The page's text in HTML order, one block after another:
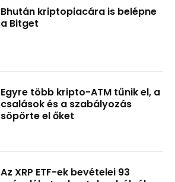
Bhután kriptopiacára is belépne
a Bitget
Egyre több kripto-ATM tűnik el, a
csalások és a szabályozás
söpörte el őket
Az XRP ETF-ek bevételei 93